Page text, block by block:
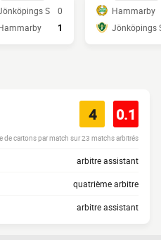
S
0
1
Hammarby
Jönköpings
4 0.1
de cartons par match sur 23 matchs arbitrés
arbitre assistant
quatrième arbitre
arbitre assistant